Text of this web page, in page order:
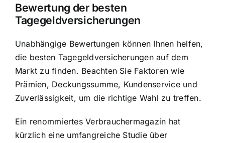
Bewertung der besten
Tagegeldversicherungen
Unabhängige Bewertungen können Ihnen helfen,
die besten Tagegeldversicherungen auf dem
Markt zu finden. Beachten Sie Faktoren wie
Prämien, Deckungssumme, Kundenservice und
Zuverlässigkeit, um die richtige Wahl zu treffen.
Ein renommiertes Verbrauchermagazin hat
kürzlich eine umfangreiche Studie über